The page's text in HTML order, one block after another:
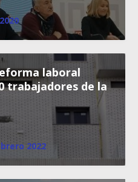
laboral
trabajadores de la
2022